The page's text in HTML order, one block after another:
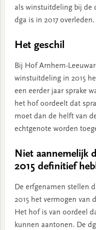
als winstuitdeling bij de
dga is in 2017 overleden.
Het geschil
Bij Hof Arnhem-
winstuitdeling in 2015
een eerder jaar sprake
het hof oordeelt dat
moet dan de helft van
echtgenote worden
Niet aannemelijk
2015 definitief
De erfgenamen stellen
2015 het vermogen van
Het hof is van oordeel
kunnen aantonen. De